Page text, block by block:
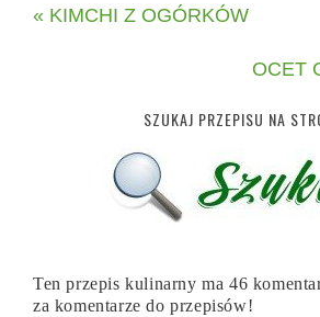
« KIMCHI Z OGÓRKÓW
OCET
SZUKAJ PRZEPISU NA
Ten przepis kulinarny ma 46
za komentarze do przepisów!